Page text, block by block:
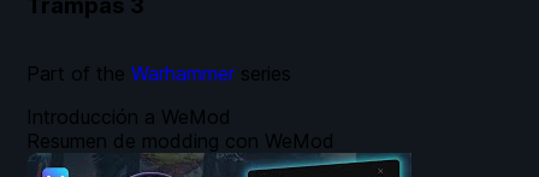
Introducción a WeMod
Resumen de modding con WeMod
Part of the Warhammer series